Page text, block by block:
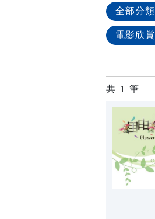
全部分類
電影欣賞
共 1 筆